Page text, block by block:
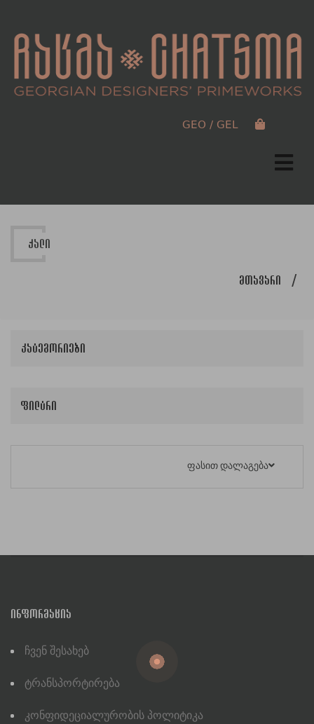
GEO / GEL
ქალი
მთავარი /
კატეგორიები
ფილტრი
ფასით დალაგება
ᲘᲜᲤᲝᲠᲛᲐᲪᲘᲐ
Ჩვენ Შესახებ
Ტრანსპორტირება
Კონფიდეციალურობის Პოლიტიკა